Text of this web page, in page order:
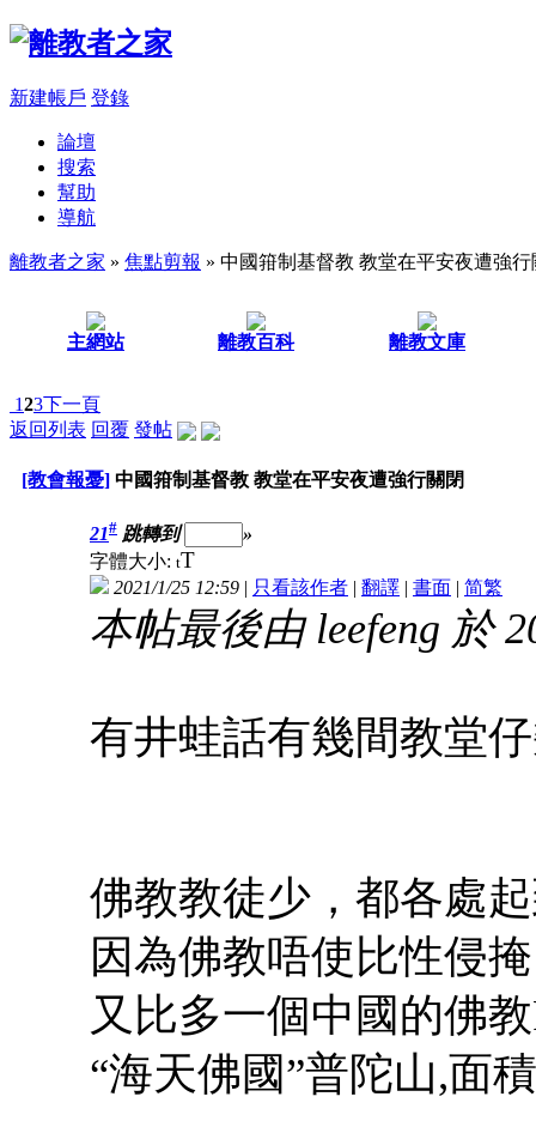
新建帳戶 登錄
論壇
搜索
幫助
導航
離教者之家 » 焦點剪報 » 中國箝制基督教 教堂在平安夜遭強行
主網站 離教百科 離教文庫
123下一頁
返回列表 回覆 發帖
[教會報憂] 中國箝制基督教 教堂在平安夜遭強行關閉
21# 跳轉到
»
字體大小: tT
2021/1/25 12:59 | 只看該作者 | 翻譯 | 書面 | 简繁
本帖最後由 leefeng 於
有井蛙話有幾間教堂
佛教教徒少，都各處
因為佛教唔使比性侵
又比多一個中國的佛
“海天佛國”普陀山,面